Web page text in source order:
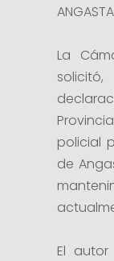
La
policial
de
El